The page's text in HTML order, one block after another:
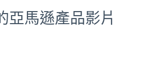
馬遜產品影片